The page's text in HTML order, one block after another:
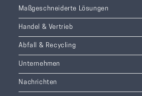
Maßgeschneiderte Lösungen
Handel & Vertrieb
Abfall & Recycling
Unternehmen
Nachrichten